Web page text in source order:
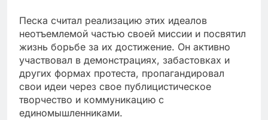
Песка считал реализацию этих идеалов
неотъемлемой частью своей миссии и посвятил
жизнь борьбе за их достижение. Он активно
участвовал в демонстрациях, забастовках и
других формах протеста, пропагандировал
свои идеи через свое публицистическое
творчество и коммуникацию с
единомышленниками.